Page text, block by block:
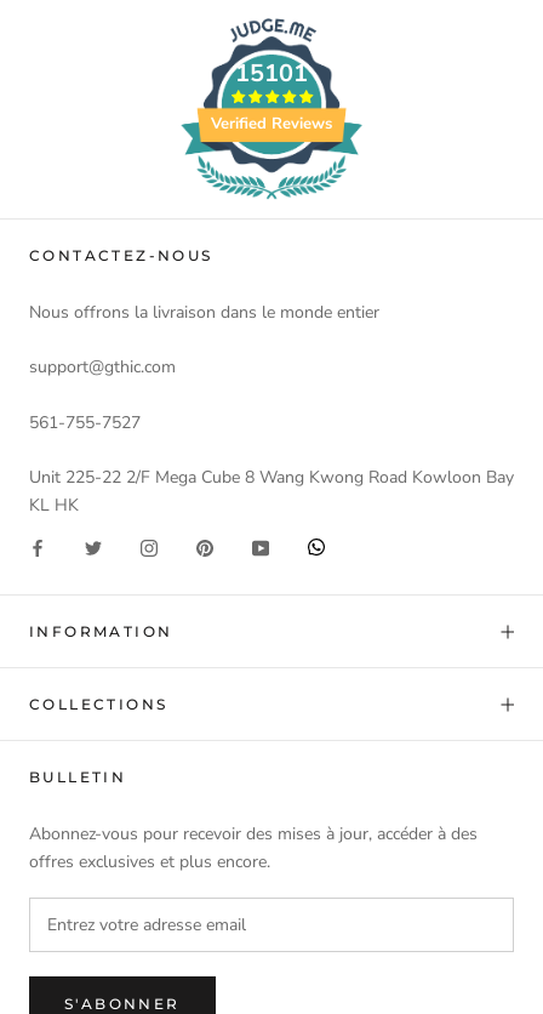
15101
Verified Reviews
CONTACTEZ-NOUS
Nous offrons la livraison dans le monde entier
support@gthic.com
561-755-7527
Unit 225-22 2/F Mega Cube 8 Wang Kwong Road Kowloon Bay
KL HK
INFORMATION
COLLECTIONS
BULLETIN
Abonnez-vous pour recevoir des mises à jour, accéder à des
offres exclusives et plus encore.
S'ABONNER